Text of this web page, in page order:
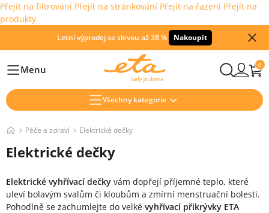
Přejít na filtrování Přejít na stránkování Přejít na řazení Přejít na
produkty
Letní výprodej se slevou až 38 % Nakoupit
HlavníMenu 0
Všechny kategorie
Péče a zdraví Elektrické dečky
Elektrické dečky
Elektrické vyhřívací dečky vám dopřejí příjemné teplo, které
uleví bolavým svalům či kloubům a zmírní menstruační bolesti.
Pohodlně se zachumlejte do velké vyhřívací přikrývky ETA